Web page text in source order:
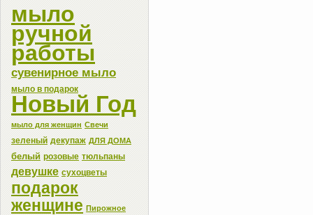
мыло
ручной
работы
сувенирное мыло
мыло в подарок
Новый Год
мыло для женщин Свечи
зеленый декупаж ДЛЯ ДОМА
белый розовые тюльпаны
девушке сухоцветы
подарок
женщине Пирожное